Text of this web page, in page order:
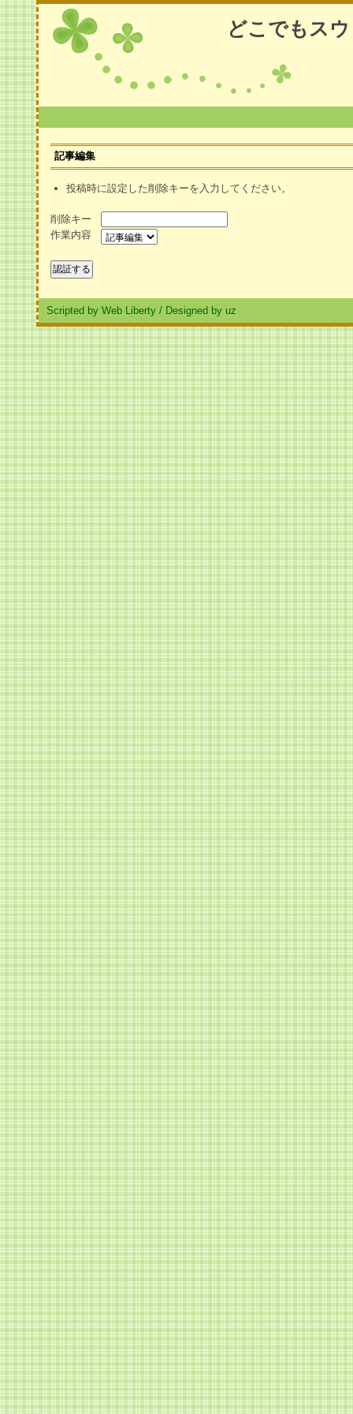
どこでもス
記事編集
投稿時に設定した削除キーを入力してください。
削除キー
作業内容
Scripted by Web Liberty / Designed by uz